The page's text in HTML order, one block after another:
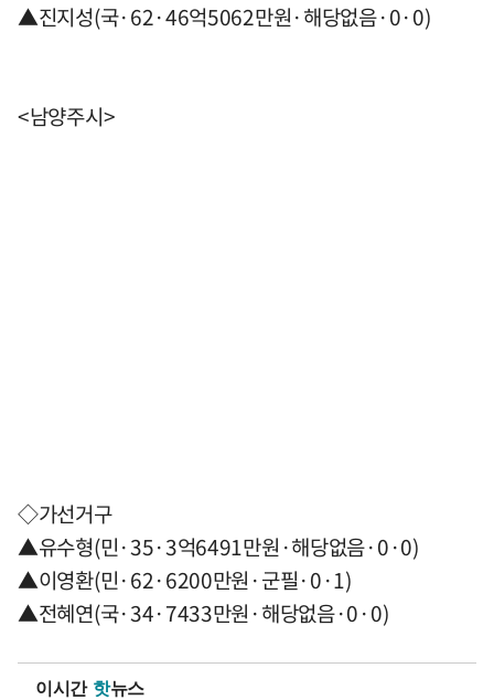
▲진지성(국·62·46억5062만원·해당없음·0·0)
<남양주시>
◇가선거구
▲유수형(민·35·3억6491만원·해당없음·0·0)
▲이영환(민·62·6200만원·군필·0·1)
▲전혜연(국·34·7433만원·해당없음·0·0)
이시간 핫뉴스